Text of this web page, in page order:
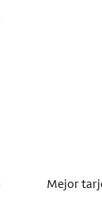
Mejor